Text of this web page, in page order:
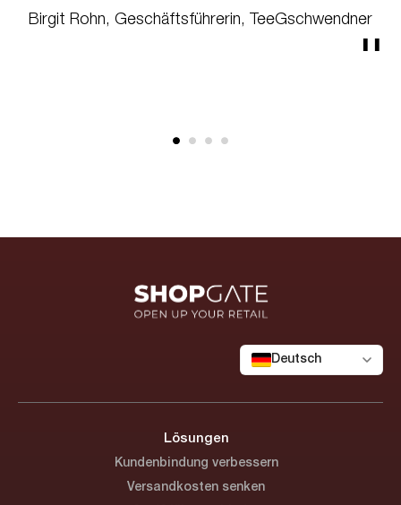
Birgit Rohn, Geschäftsführerin, TeeGschwendner
Deutsch
Lösungen
Kundenbindung verbessern
Versandkosten senken